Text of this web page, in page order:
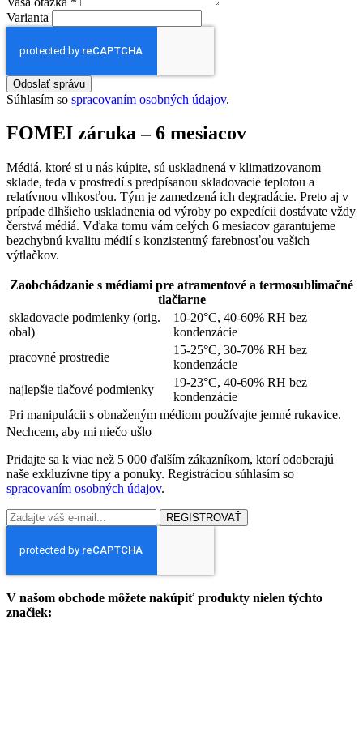
Varianta
Odoslať správu
Súhlasím so spracovaním osobných údajov.
FOMEI záruka – 6 mesiacov
Médiá, ktoré si u nás kúpite, sú uskladnená v klimatizovanom
sklade, teda v prostredí s predpísanou skladovacie teplotou a
relatívnou vlhkosťou. Tým je zamedzená ich degradácie. Preto aj v
prípade dlhšieho uskladnenia od výroby po expedícii dostávate vždy
čerstvá médiá. Vďaka tomu vám celých 6 mesiacov garantujeme
bezchybnú kvalitu médií s konzistentný farebnosťou vašich
výtlačkov.
Zaobchádzanie s médiami pre atramentové a termosublimačné
tlačiarne
skladovacie podmienky (orig.
obal)
10-20°C, 40-60% RH bez
kondenzácie
pracovné prostredie
15-25°C, 30-70% RH bez
kondenzácie
najlepšie tlačové podmienky
19-23°C, 40-60% RH bez
kondenzácie
Pri manipulácii s obnaženým médiom používajte jemné rukavice.
Nechcem, aby mi niečo ušlo
Pridajte sa k viac než 5 000 ďalším zákazníkom, ktorí odoberajú
naše exkluzívne tipy a ponuky. Registráciou súhlasím so
spracovaním osobných údajov.
REGISTROVAŤ
V našom obchode môžete nakúpiť produkty nielen týchto
značiek: